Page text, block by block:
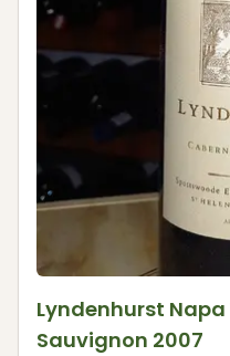
Lyndenhurst
Sauvignon 2007